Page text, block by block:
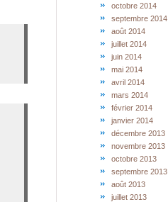
octobre 2014
septembre 2014
août 2014
juillet 2014
juin 2014
mai 2014
avril 2014
mars 2014
février 2014
janvier 2014
décembre 2013
novembre 2013
octobre 2013
septembre 2013
août 2013
juillet 2013